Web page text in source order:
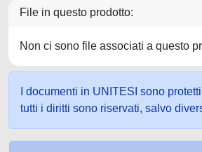
File in questo prodotto:
Non ci sono file associati a questo
I documenti in UNITESI sono
tutti i diritti sono riservati, salvo